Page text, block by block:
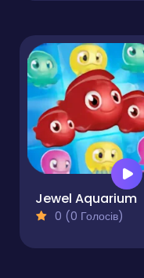
Jewel Aquarium
0 (0 Голосів)